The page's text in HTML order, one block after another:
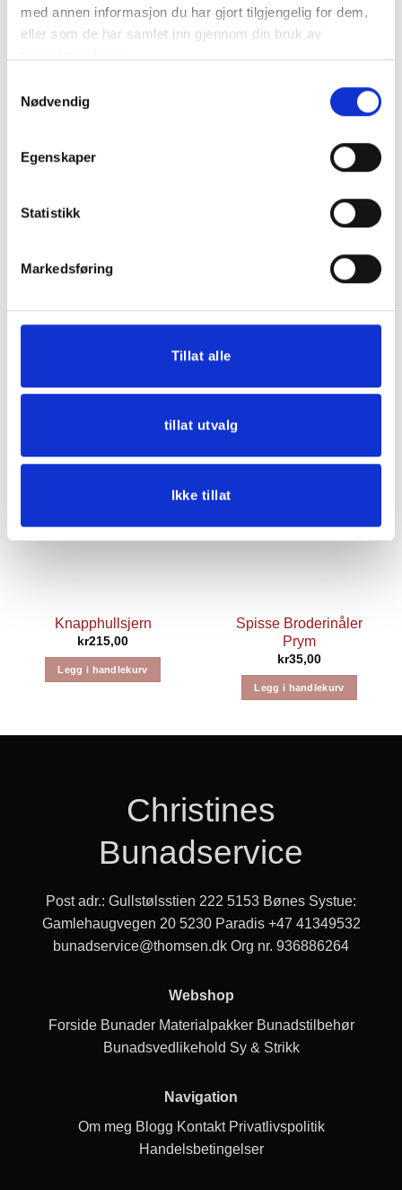
med annen informasjon du har gjort tilgjengelig for dem,
eller som de har samlet inn gjennom din bruk av
Nødvendig
Egenskaper
Statistikk
Markedsføring
Tillat alle
tillat utvalg
Ikke tillat
Legg i handlekurv Legg i handlekurv
Knapphullsjern
kr215,00
Legg i handlekurv
Spisse Broderinåler
Prym
kr35,00
Legg i handlekurv
Christines
Bunadservice
Post adr.: Gullstølsstien 222 5153 Bønes Systue:
Gamlehaugvegen 20 5230 Paradis +47 41349532
bunadservice@thomsen.dk Org nr. 936886264
Webshop
Forside Bunader Materialpakker Bunadstilbehør
Bunadsvedlikehold Sy & Strikk
Navigation
Om meg Blogg Kontakt Privatlivspolitik
Handelsbetingelser